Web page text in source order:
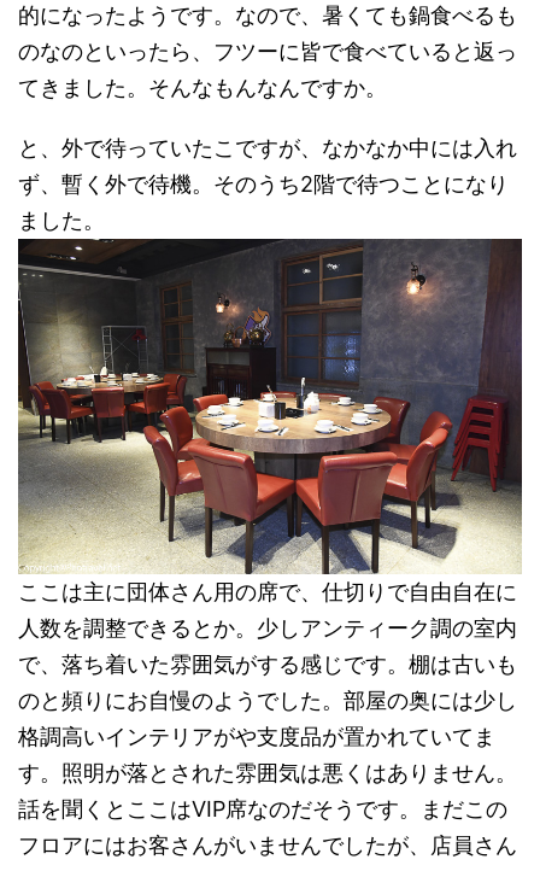
的になったようです。なので、暑くても鍋食べるも
のなのといったら、フツーに皆で食べていると返っ
てきました。そんなもんなんですか。
と、外で待っていたこですが、なかなか中には入れ
ず、暫く外で待機。そのうち2階で待つことになり
ました。
ここは主に団体さん用の席で、仕切りで自由自在に
人数を調整できるとか。少しアンティーク調の室内
で、落ち着いた雰囲気がする感じです。棚は古いも
のと頻りにお自慢のようでした。部屋の奥には少し
格調高いインテリアがや支度品が置かれていてま
す。照明が落とされた雰囲気は悪くはありません。
話を聞くとここはVIP席なのだそうです。まだこの
フロアにはお客さんがいませんでしたが、店員さん